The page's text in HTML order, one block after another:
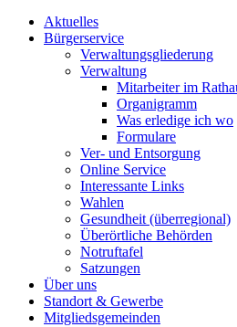
Aktuelles
Bürgerservice
Verwaltungsgliederung
Verwaltung
Mitarbeiter im
Organigramm
Was erledige ich wo
Formulare
Ver- und Entsorgung
Online Service
Interessante Links
Wahlen
Gesundheit (überregional)
Überörtliche Behörden
Notruftafel
Satzungen
Über uns
Standort & Gewerbe
Mitgliedsgemeinden